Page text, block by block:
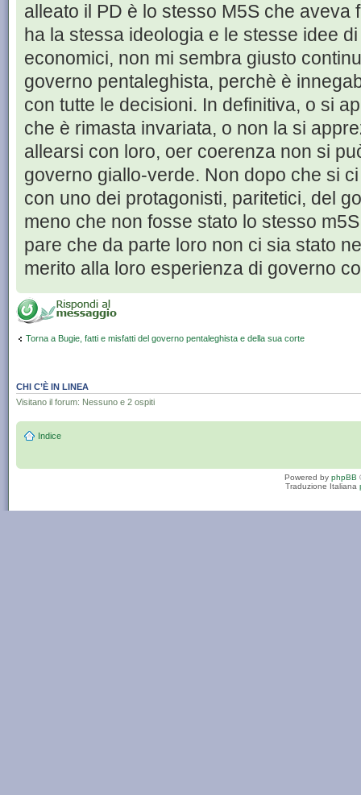
alleato il PD è lo stesso M5S che aveva
ha la stessa ideologia e le stesse idee
economici, non mi sembra giusto
governo pentaleghista, perchè è
con tutte le decisioni. In definitiva, o si
che è rimasta invariata, o non la si
allearsi con loro, oer coerenza non si
governo giallo-verde. Non dopo che si
con uno dei protagonisti, paritetici, del
meno che non fosse stato lo stesso
pare che da parte loro non ci sia stato
merito alla loro esperienza di governo
Torna a Bugie, fatti e misfatti del governo pentaleghista e della sua corte
CHI C’È IN LINEA
Visitano il forum: Nessuno e 2 ospiti
Indice
Powered by phpBB
Traduzione Italiana